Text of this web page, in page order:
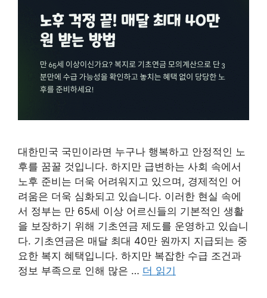
대한민국 국민이라면 누구나 행복하고 안정적인 노
후를 꿈꿀 것입니다. 하지만 급변하는 사회 속에서
노후 준비는 더욱 어려워지고 있으며, 경제적인 어
려움은 더욱 심화되고 있습니다. 이러한 현실 속에
서 정부는 만 65세 이상 어르신들의 기본적인 생활
을 보장하기 위해 기초연금 제도를 운영하고 있습니
다. 기초연금은 매달 최대 40만 원까지 지급되는 중
요한 복지 혜택입니다. 하지만 복잡한 수급 조건과
정보 부족으로 인해 많은 … 더 읽기